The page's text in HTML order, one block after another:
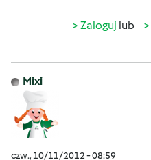
Zaloguj lub
Mixi
czw., 10/11/2012 - 08:59